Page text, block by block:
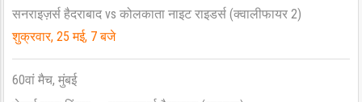
सनराइज़र्स हैदराबाद vs कोलकाता नाइट राइडर्स (क्वालीफायर 2)
शुक्रवार, 25 मई, 7 बजे
60वां मैच, मुंबई